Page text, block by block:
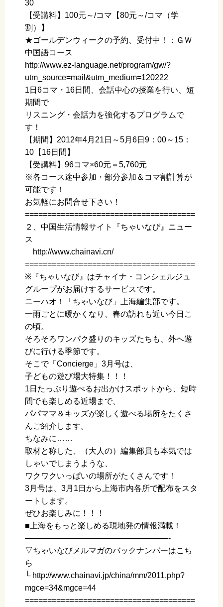
30
【受講料】100元～/コマ【80元～/コマ（学
割）】
★ゴールデンウィークの予約、受付中！：ＧＷ
中国語コース
http://www.ez-language.net/program/gw/?
utm_source=mail&utm_medium=120222
1日6コマ・16日間、会話中心の授業を行い、短
期間で
リスニング・会話力を強化するプログラムで
す！
【期間】2012年4月21日～5月6日9：00～15：
10【16日間】
【受講料】96コマ×60元＝5,760元
※各コース途中参加・部分参加＆コマ割計算が
可能です！
お気軽にお問合せ下さい！
======================================
２、中国生活情報サイト『ちゃいなび』ニュー
ス
http://www.chainavi.cn/
======================================
※『ちゃいなび』はチャイナ・コンシェルジュ
グループがお届けするサービスです。
ニーハオ！「ちゃいなび」上海編集部です。
一雨ごとに暖かくなり、春の訪れも近い今日こ
の頃。
そろそろワンパク盛りのキッズたちも、外へ遊
びに行ける季節です。
そこで「Concierge」3月号は、
子どもの遊び場大特集！！！
1日たっぷり遊べるお出かけスポットから、短時
間でも楽しめる近場まで、
パパママ＆キッズが楽しく遊べる場所をたくさ
んご紹介します。
ちなみに……
取材と称した、（大人の）編集部員も本気では
しゃいでしまうような、
ワクワクいっぱいの場所がたくさんです！
3月号は、3月1日から上海市内各所で配布をスタ
ートします。
ぜひお楽しみに！！！
■上海をもっと楽しめる現地発の情報満載！
——————————————————-
▽ちゃいなびメルマガのバックナンバーはこち
ら
└ http://www.chainavi.jp/china/mm/2011.php?
mgce=34&mgce=44
======================================